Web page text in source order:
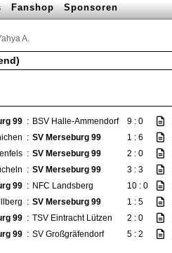
Fanshop Sponsoren
A.
99 : BSV Halle-Ammendorf 9 : 0
: SV Merseburg 99 1 : 6
: SV Merseburg 99 2 : 0
: SV Merseburg 99 3 : 3
99 : NFC Landsberg 10 : 0
: SV Merseburg 99 1 : 5
99 : TSV Eintracht Lützen 2 : 0
99 : SV Großgräfendorf 5 : 2